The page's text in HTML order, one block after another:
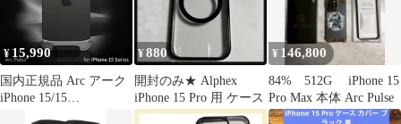
¥ 15,990
国内正規品 Arc アーク
iPhone 15/15
¥880
開封のみ★ Alphex
iPhone 15 Pro 用 ケース
¥ 146,800
84% 512G iPhone 15
Pro Max 本体 Arc Pulse